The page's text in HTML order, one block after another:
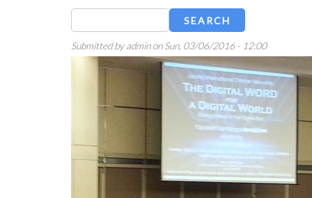
Submitted byadmin onSun, 03/06/2016 - 12:00